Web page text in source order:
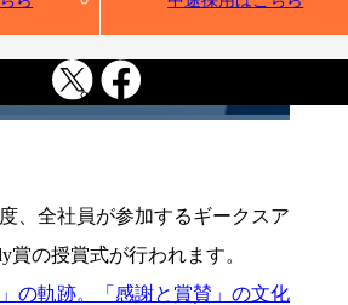
拠点
、全社員が参加するギークスア
賞の授賞式が行われます。
の軌跡。「感謝と賞賛」の文化